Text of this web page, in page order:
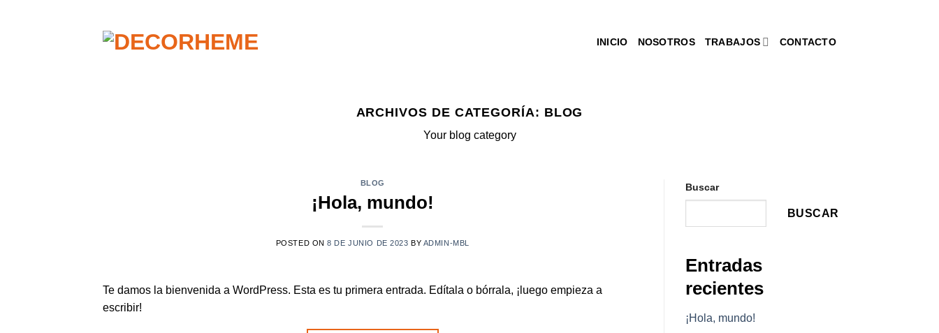
INICIO NOSOTROS TRABAJOS CONTACTO
ARCHIVOS DE CATEGORÍA: BLOG
Your blog category
BLOG
¡Hola, mundo!
POSTED ON8 DE JUNIO DE 2023 BY ADMIN-MBL
Te damos la bienvenida a WordPress. Esta es tu primera entrada. Edítala o bórrala, ¡luego empieza a
escribir!
Buscar
BUSCAR
Entradas
recientes
¡Hola, mundo!